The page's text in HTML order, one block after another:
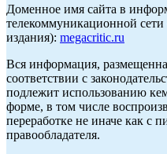
Доменное имя сайта в
телекоммуникационной сети
издания): megacritic.ru
Вся информация,
соответствии с
подлежит использованию
форме, в том числе
переработке не иначе как с
правообладателя.